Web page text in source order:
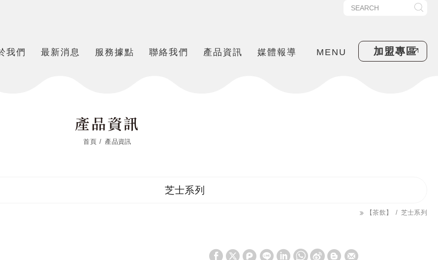
我們 最新消息 服務據點 聯絡我們 產品資訊 媒體報導 MENU 加盟專區
產品資訊
首頁 產品資訊
芝士系列
【茶飲】 芝士系列